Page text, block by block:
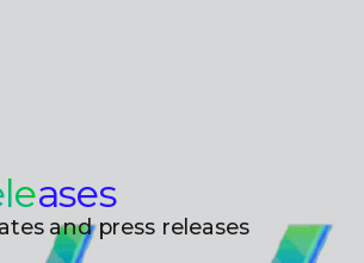
and press releases